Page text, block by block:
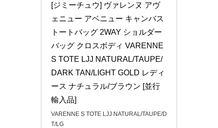
[ジミーチュウ] ヴァレンヌ アヴ
ェニュー アベニュー キャンバス
トートバッグ 2WAY ショルダー
バッグ クロスボディ VARENNE
S TOTE LJJ NATURAL/TAUPE/
DARK TAN/LIGHT GOLD レディ
ース ナチュラル/ブラウン [並行
輸入品]
VARENNE S TOTE LJJ NATURAL/TAUPE/D
T/LG